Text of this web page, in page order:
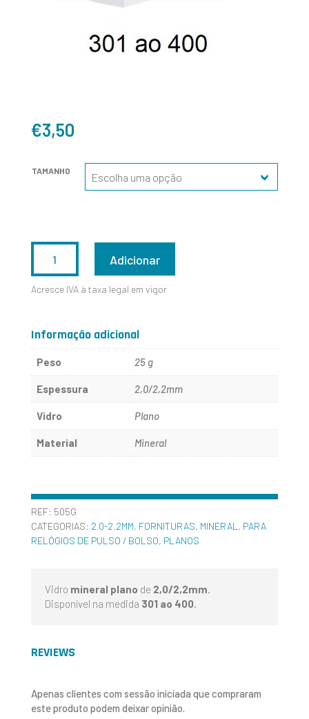
€3,50
TAMANHO
DE
Adicionar
Acresce IVA à taxa legal em vigor
Informação adicional
Peso 25 g
Espessura 2,0/2,2mm
Vidro Plano
Material Mineral
REF: 505G
CATEGORIAS: 2.0-2.2MM, FORNITURAS, MINERAL, PARA
RELÓGIOS DE PULSO / BOLSO, PLANOS
Vidro mineral plano de 2,0/2,2mm.
Disponível na medida 301 ao 400.
REVIEWS
Apenas clientes com sessão iniciada que compraram
este produto podem deixar opinião.